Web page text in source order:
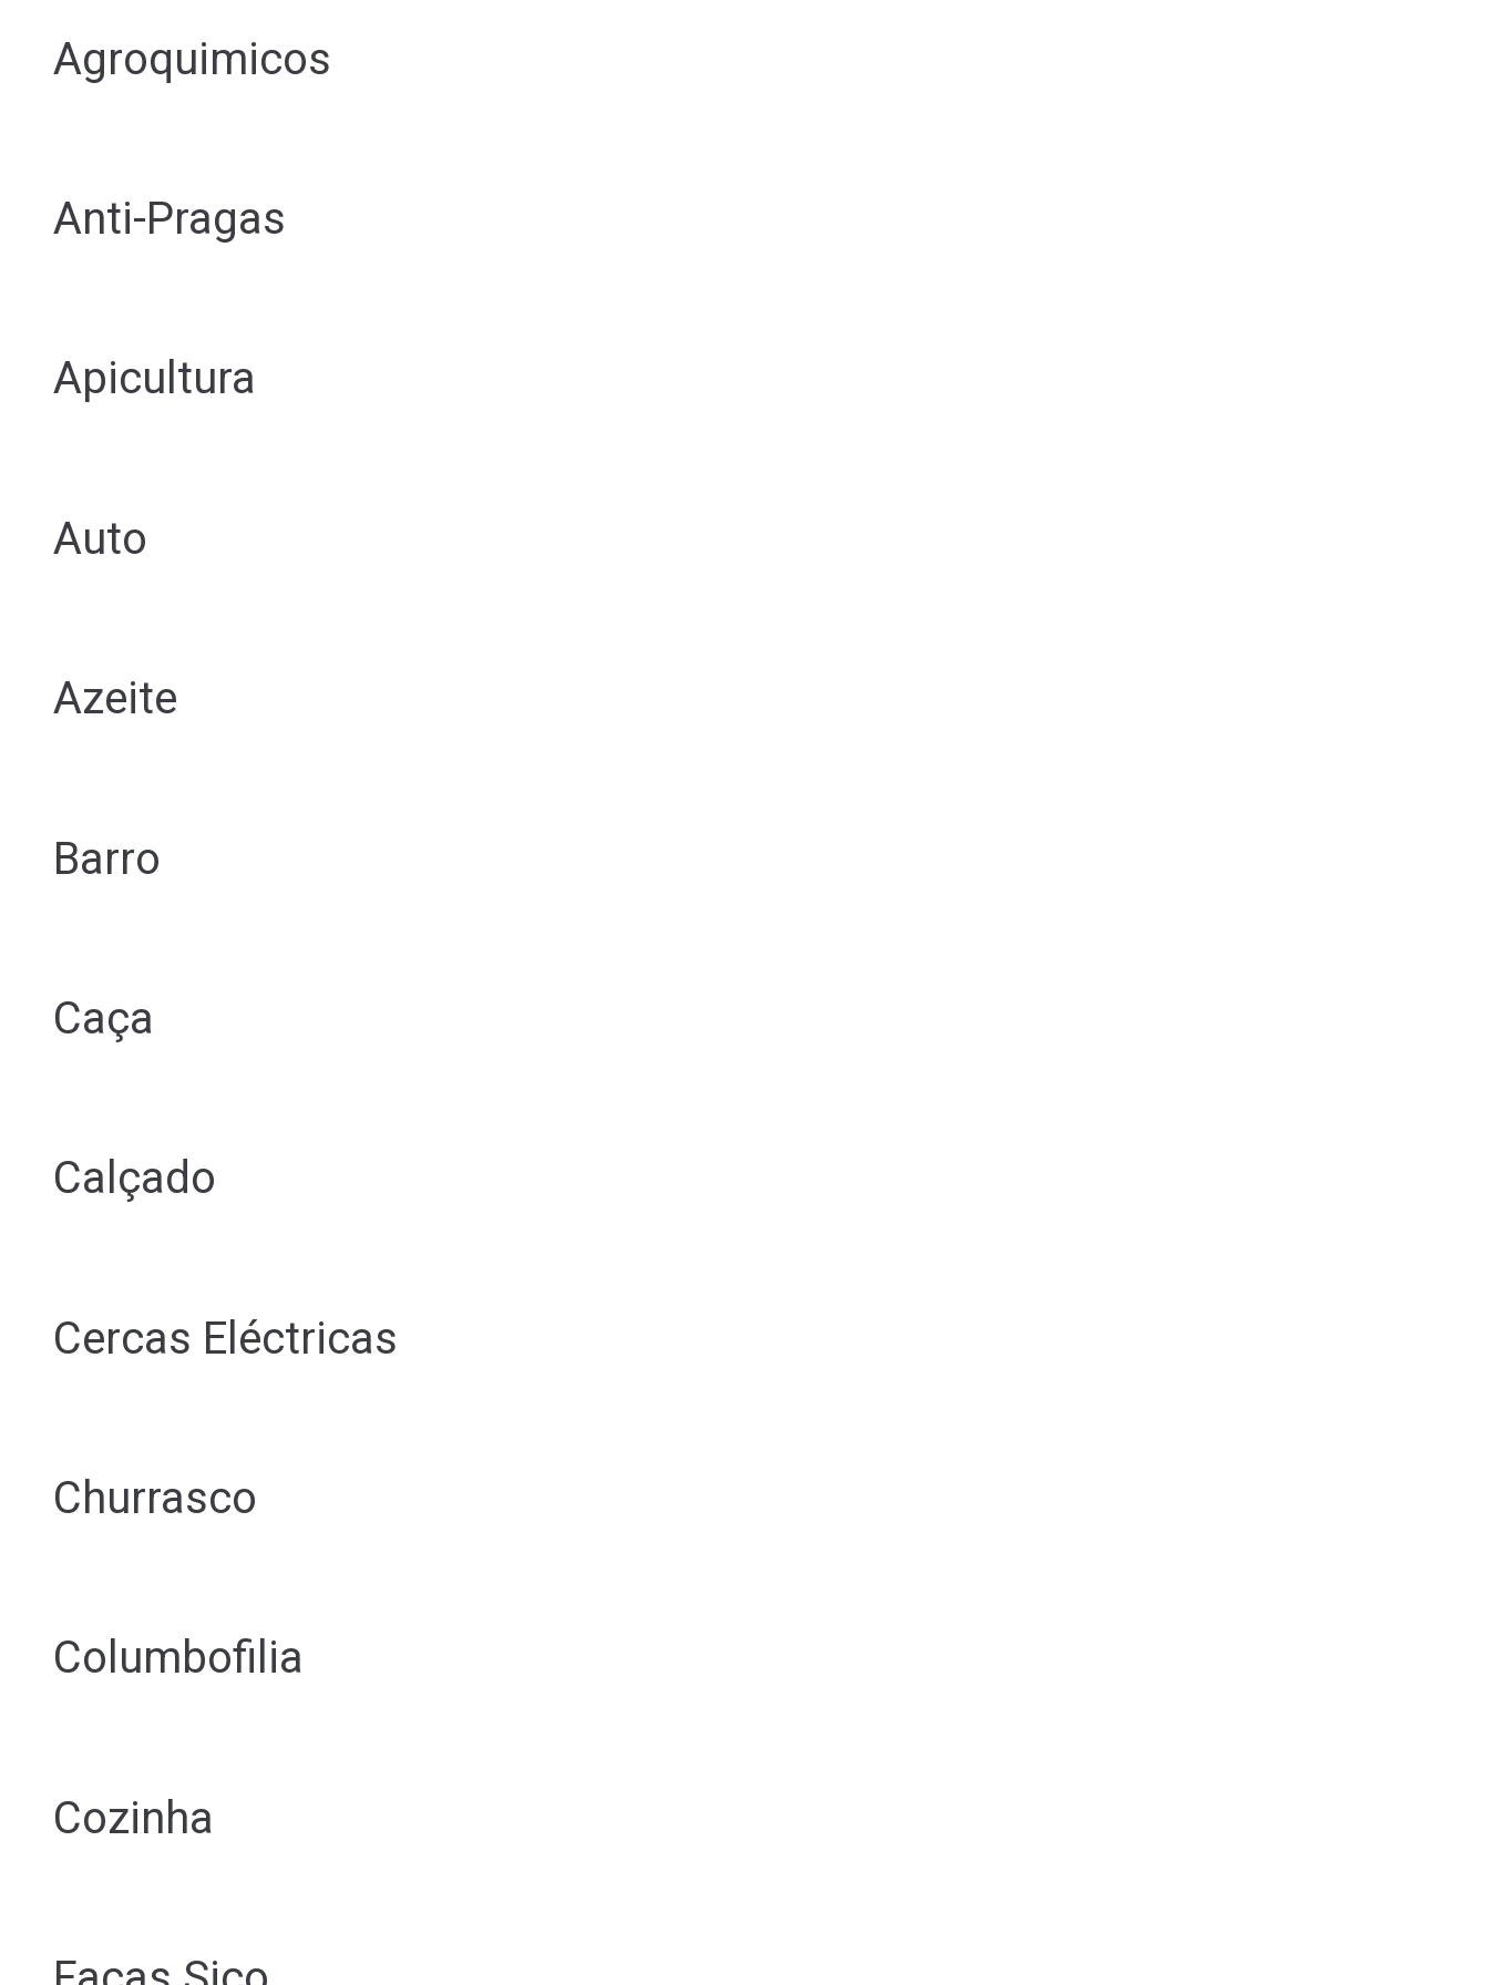
Agroquimicos
Anti-Pragas
Apicultura
Auto
Azeite
Barro
Caça
Calçado
Cercas Eléctricas
Churrasco
Columbofilia
Cozinha